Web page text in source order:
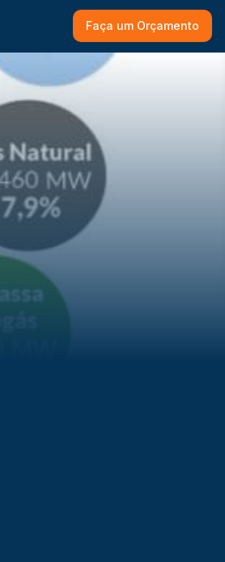
Faça um Orçamento